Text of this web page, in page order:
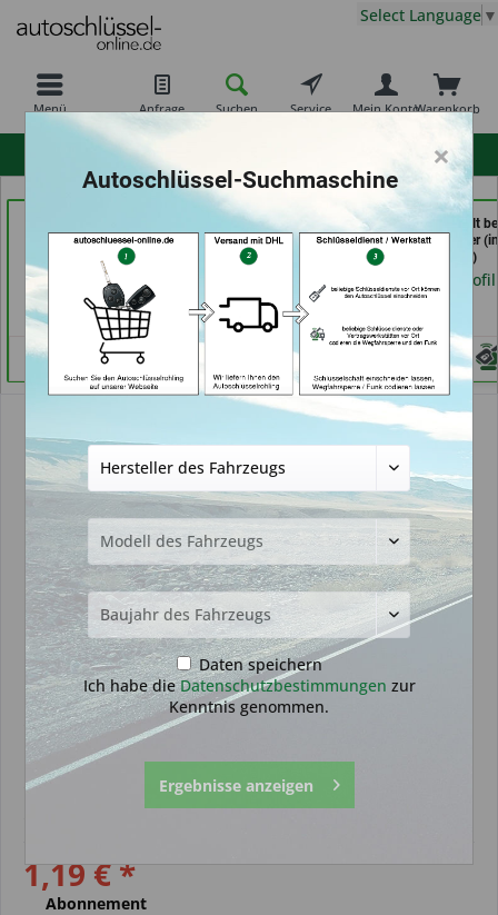
Menü Anfrage Suchen Service Warenkorb
Mein Konto
Select Language ▼
Fürth)
Händlerprofil
Schlüsseldienst
Possienke (in Bremen)
Händlerprofil
Schlüssel-Welt
Meister Grüner (in
München)
Händlerprofil
Sonderangebot Schlüsseldienst
Premium Partnerschaft
Schlüsseldienst
Sicherheitstechnik
1,19 € *
Abonnement
×
Autoschlüssel-Suchmaschine
Daten speichern
Ich habe dieDatenschutzbestimmungen zur
Kenntnis genommen.
Ergebnisse anzeigen